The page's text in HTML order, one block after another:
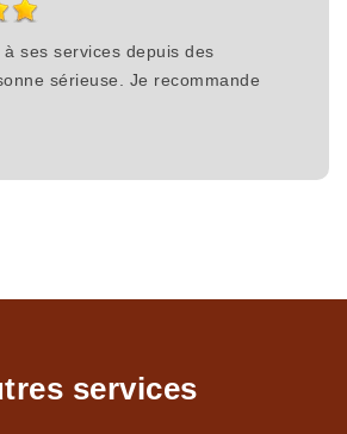
ses services depuis des
sérieuse. Je recommande
services